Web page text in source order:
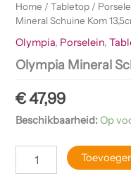
Home /Tabletop /
Mineral Schuine Kom
Olympia, Porselein,
Olympia Mineral
€47,99
Beschikbaarheid:Op